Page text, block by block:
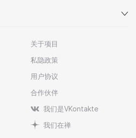
关于项目
私隐政策
用户协议
合作伙伴
我们是VKontakte
我们在禅